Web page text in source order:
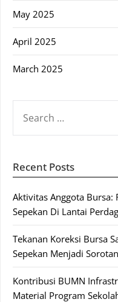
May 2025
April 2025
March 2025
FOR:
Recent Posts
Aktivitas Anggota
Sepekan Di Lantai
Tekanan Koreksi Bursa
Sepekan Menjadi
Kontribusi BUMN
Material Program